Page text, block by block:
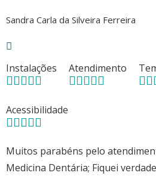
Sandra Carla da Silveira Ferreira
Instalações Atendimento
Acessibilidade
Muitos parabéns pelo
Medicina Dentária; Fiquei